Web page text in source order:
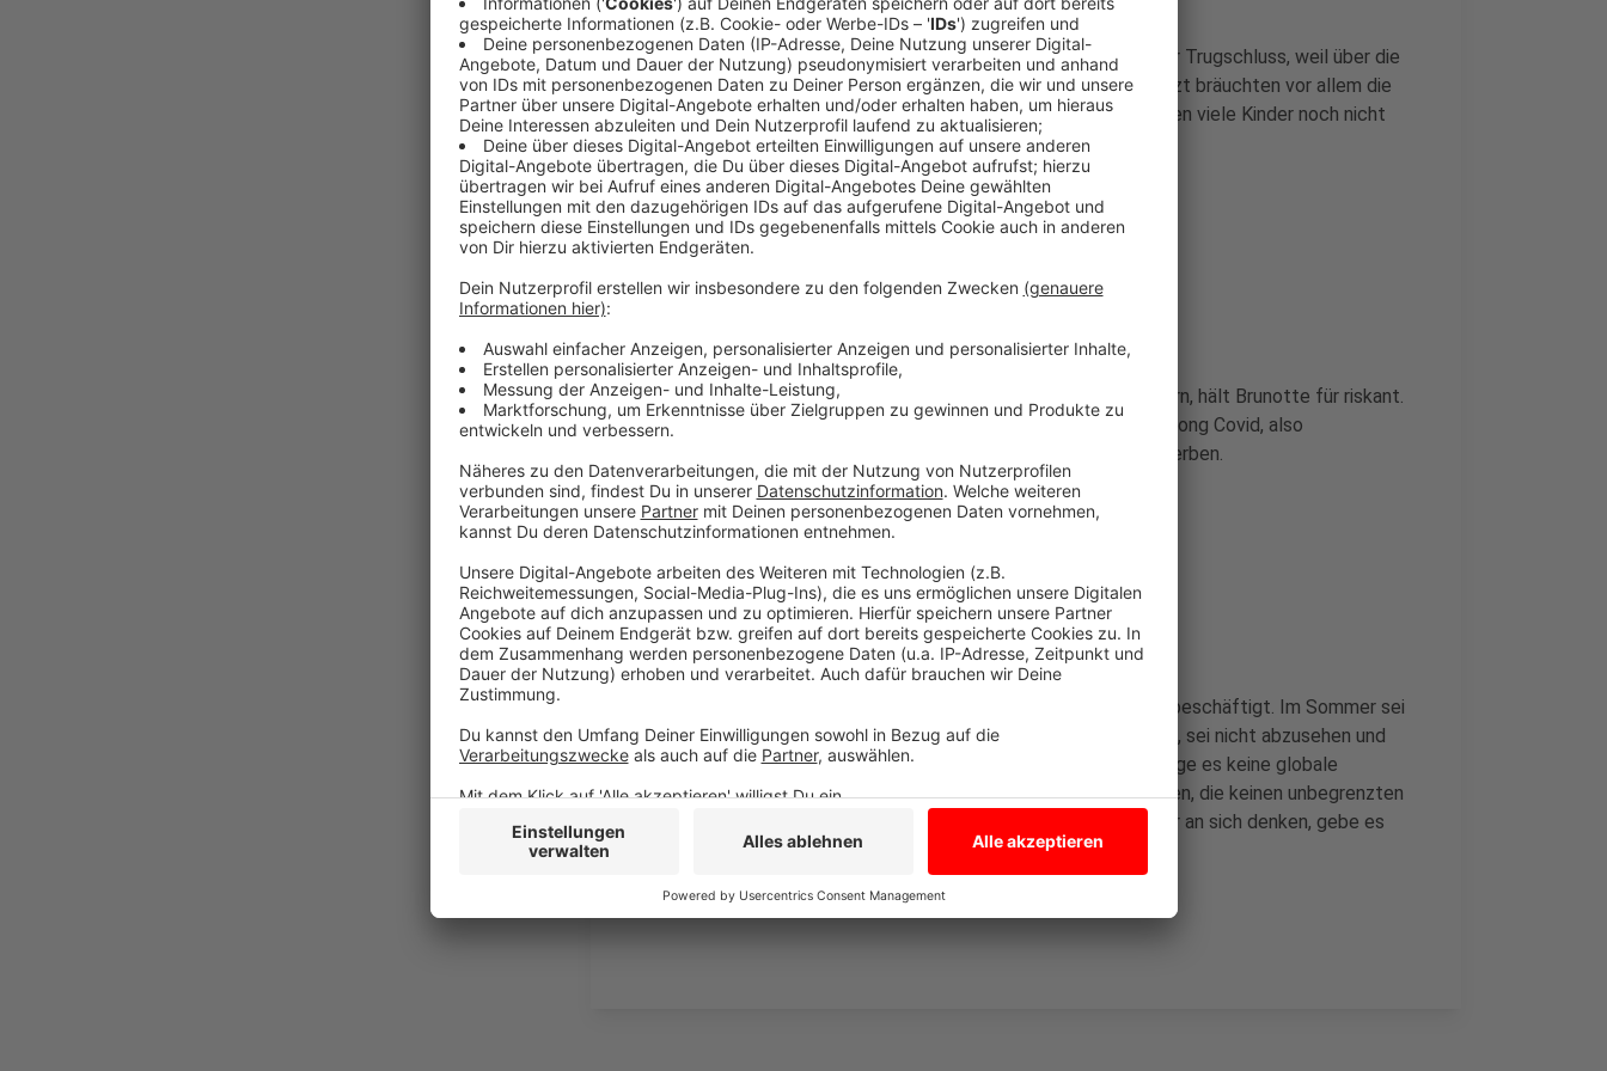
Die derzeitige Entspannung in der Bevölkerung sei ein gefährlicher Trugschluss, weil über die
Feiertage weniger getestet und weitergemeldet worden sei. Jetzt bräuchten vor allem die
Kleinsten Schutz und auch in der Altersgruppe ab fünf Jahren seien viele Kinder noch nicht
geimpft.
Anzeige
Brunotte: Durchseuchung keine gute Idee
Eine Durchseuchung, wie manche Wissenschaftler:innen sie fordern, hält Brunotte für riskant.
Auch bei leichten Verläufen bestehe immer noch die Gefahr von Long Covid, also
Langzeitfolgen der Erkrankung und es würden mehr Menschen sterben.
Anzeige
Pandemie noch längst nicht vorbei
Anzeige
Brunotte denkt, dass Corona uns auch nächstes Jahr noch lange beschäftigt. Im Sommer sei
wieder mit niedrigeren Inzidenzen zu rechnen. Was danach kommt, sei nicht abzusehen und
hänge auch davon ab, ob weitere Virus-Varianten auftreten. Solange es keine globale
Pandemie-Strategie gibt, würden Mutationen aus Ländern kommen, die keinen unbegrenzten
Zugang zu Impfstoffen haben. Wenn die reichen Länder immer nur an sich denken, gebe es
auch langfristig keinen Weg aus der Pandemie.
Anzeige